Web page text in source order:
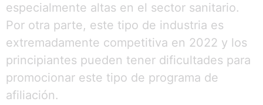
especialmente altas en el sector sanitario.
Por otra parte, este tipo de industria es
extremadamente competitiva en 2022 y los
principiantes pueden tener dificultades para
promocionar este tipo de programa de
afiliación.